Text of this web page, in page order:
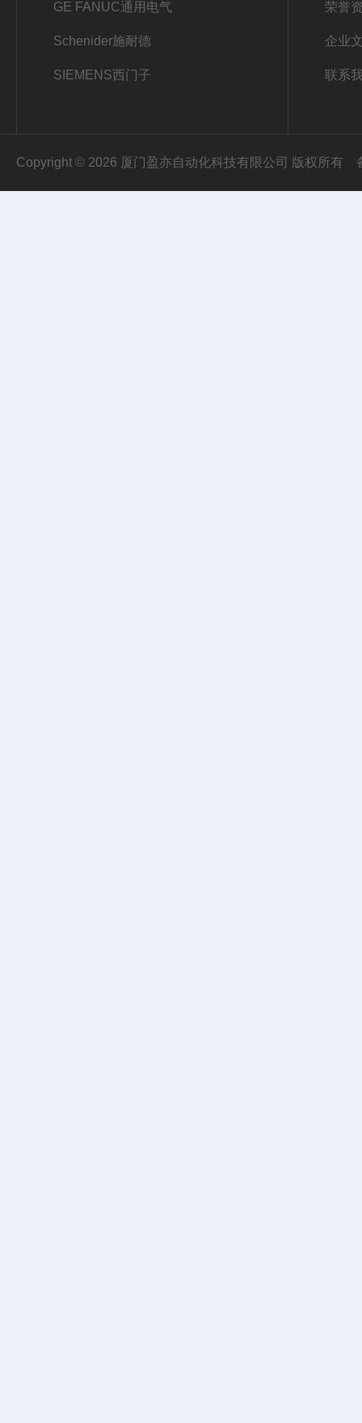
GE FANUC通用电气
Schenider施耐德
SIEMENS西门子
荣誉
企业
联系
Copyright © 2026 厦门盈亦自动化科技有限公司 版权所有